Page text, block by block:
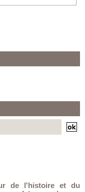
de l'histoire et du